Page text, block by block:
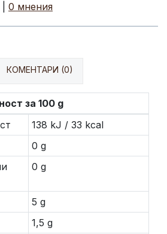
0 мнения
КОМЕНТАРИ (0)
за 100 g
138 kJ / 33 kcal
0 g
0 g
5 g
1,5 g